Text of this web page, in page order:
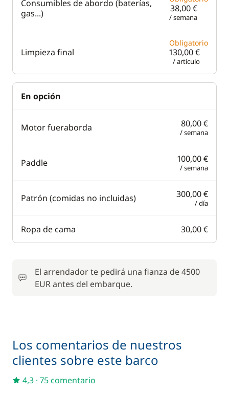
Consumibles de abordo (baterías,
gas...)
38,00 €
/ semana
Limpieza final
Obligatorio
130,00 €
/ artículo
En opción
Motor fueraborda 80,00 €
/ semana
Paddle 100,00 €
/ semana
Patrón (comidas no incluidas) 300,00 €
/ día
Ropa de cama 30,00 €
El arrendador te pedirá una fianza de 4500
EUR antes del embarque.
Los comentarios de nuestros
clientes sobre este barco
4,3 · 75 comentario